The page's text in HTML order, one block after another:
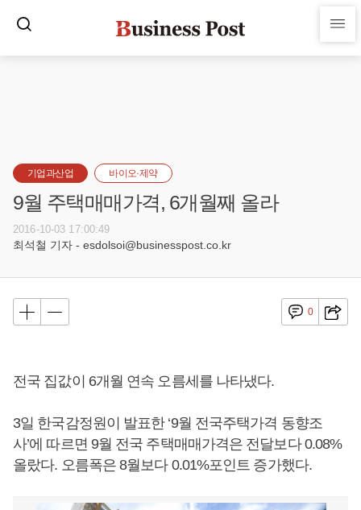
기업과산업 바이오·제약
9월 주택매매가격, 6개월째 올라
2016-10-03 17:00:49
최석철 기자 - esdolsoi@businesspost.co.kr
0
전국 집값이 6개월 연속 오름세를 나타냈다.
3일 한국감정원이 발표한 ‘9월 전국주택가격 동향조
사’에 따르면 9월 전국 주택매매가격은 전달보다 0.08%
올랐다. 오름폭은 8월보다 0.01%포인트 증가했다.